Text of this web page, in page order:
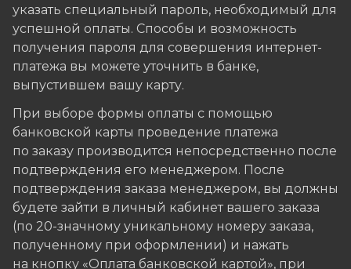
указать специальный пароль, необходимый для
успешной оплаты. Способы и возможность
получения пароля для совершения интернет-
платежа вы можете уточнить в банке,
выпустившем вашу карту.
При выборе формы оплаты с помощью
банковской карты проведение платежа
по заказу производится непосредственно после
подтверждения его менеджером. После
подтверждения заказа менеджером, вы должны
будете зайти в личный кабинет вашего заказа
(по 20-значному уникальному номеру заказа,
полученному при оформлении) и нажать
на кнопку «Оплата банковской картой», при